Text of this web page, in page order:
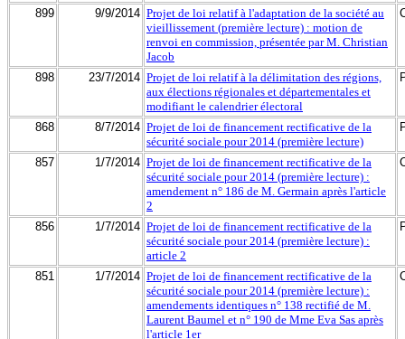
899 9/9/2014 Projet de loi relatif à l'adaptation de la société au
vieillissement (première lecture) : motion de
renvoi en commission, présentée par M. Christian
Jacob
898 23/7/2014 Projet de loi relatif à la délimitation des régions,
aux élections régionales et départementales et
modifiant le calendrier électoral
868 8/7/2014 Projet de loi de financement rectificative de la
sécurité sociale pour 2014 (première lecture)
857 1/7/2014 Projet de loi de financement rectificative de la
sécurité sociale pour 2014 (première lecture) :
amendement n° 186 de M. Germain après l'article
2
856 1/7/2014 Projet de loi de financement rectificative de la
sécurité sociale pour 2014 (première lecture) :
article 2
851 1/7/2014 Projet de loi de financement rectificative de la
sécurité sociale pour 2014 (première lecture) :
amendements identiques n° 138 rectifié de M.
Laurent Baumel et n° 190 de Mme Eva Sas après
l'article 1er